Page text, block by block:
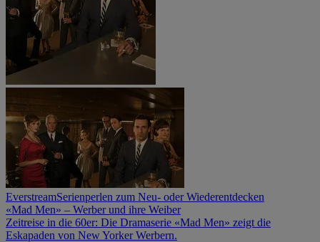
EverstreamSerienperlen zum Neu- oder Wiederentdecken
«Mad Men» – Werber und ihre Weiber
Zeitreise in die 60er: Die Dramaserie «Mad Men» zeigt die
Eskapaden von New Yorker Werbern.